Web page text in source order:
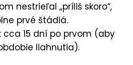
nestrieľal „príliš skoro“,
prvé štádiá.
cca 15 dní po prvom (aby
liahnutia).